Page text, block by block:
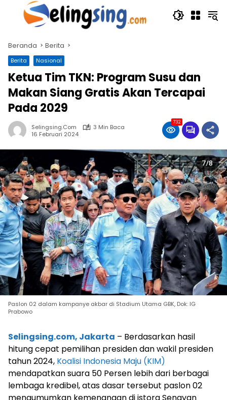
Langsung
Beranda Berita
Berita Nasional
Ketua Tim TKN: Program Susu dan
Makan Siang Gratis Akan Tercapai
Pada 2029
Selingsing.com
3 Min Baca
16 Februari 2024
732
Paslon 02 dalam kampanye akbar di Stadium Utama GBK, Dok: IG
Prabowo
Selingsing.com, Jakarta – Berdasarkan hasil
hitung cepat pemilihan presiden dan wakil presiden
tahun 2024, Koalisi Indonesia Maju (KIM)
mendapatkan suara 50 Persen lebih dari berbagai
lembaga kredibel, atas dasar tersebut paslon 02
mengumumkan kemenangan di istora Senayan